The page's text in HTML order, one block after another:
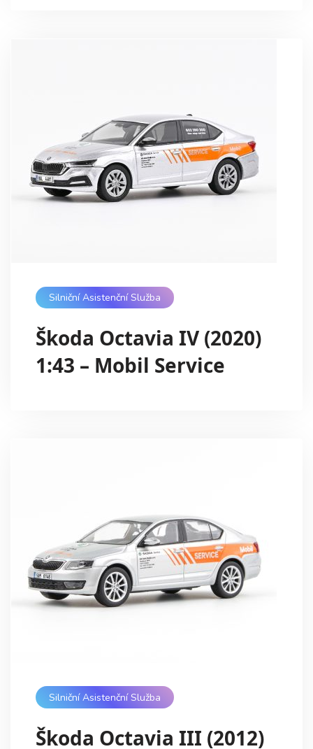
Silniční Asistenční Služba
Škoda Octavia IV (2020)
1:43 – Mobil Service
Silniční Asistenční Služba
Škoda Octavia III (2012)